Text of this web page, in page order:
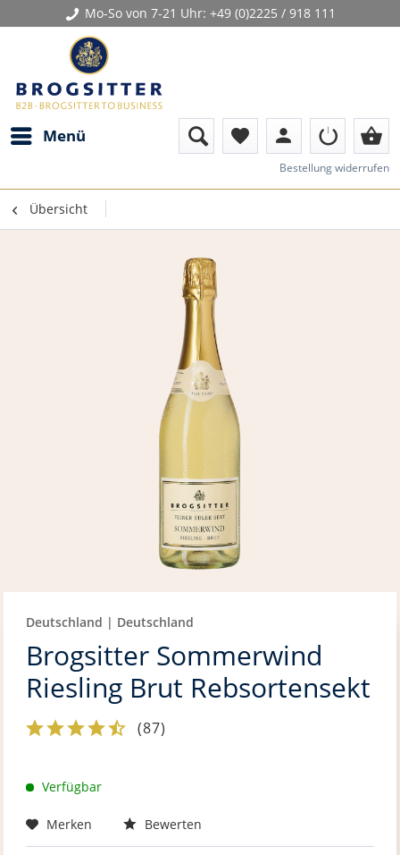
Mo-So von 7-21 Uhr: +49 (0)2225 / 918 111
Menü favorite person shopping_basket
Bestellung widerrufen
Übersicht
Deutschland | Deutschland
Brogsitter Sommerwind
Riesling Brut Rebsortensekt
(87)
Verfügbar
Merken Bewerten